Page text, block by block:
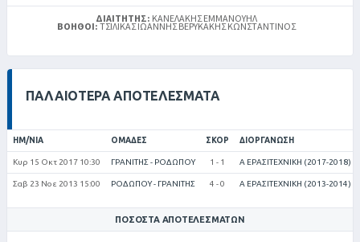
ΔΙΑΙΤΗΤΉΣ: ΚΑΝΕΛΆΚΗΣ ΕΜΜΑΝΟΥΉΛ
ΒΟΗΘΟΊ: ΤΣΙΛΊΚΑΣ ΙΩΆΝΝΗΣ ΒΕΡΥΚΆΚΗΣ ΚΩΝΣΤΑΝΤΊΝΟΣ
ΠΑΛΑΙΌΤΕΡΑ ΑΠΟΤΕΛΈΣΜΑΤΑ
ΗΜ/ΝΊΑ ΟΜΆΔΕΣ ΣΚΟΡ ΔΙΟΡΓΆΝΩΣΗ
Κυρ 15 Οκτ 2017 10:30 ΓΡΑΝΙΤΗΣ - ΡΟΔΩΠΟΥ 1 - 1 Α ΕΡΑΣΙΤΕΧΝΙΚΗ (2017-2018)
Σαβ 23 Νοε 2013 15:00 ΡΟΔΩΠΟΥ - ΓΡΑΝΙΤΗΣ 4 - 0 Α ΕΡΑΣΙΤΕΧΝΙΚΗ (2013-2014)
ΠΟΣΟΣΤΆ ΑΠΟΤΕΛΕΣΜΆΤΩΝ